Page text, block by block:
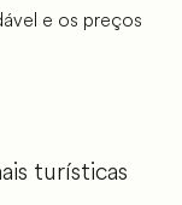
e os preços
turísticas